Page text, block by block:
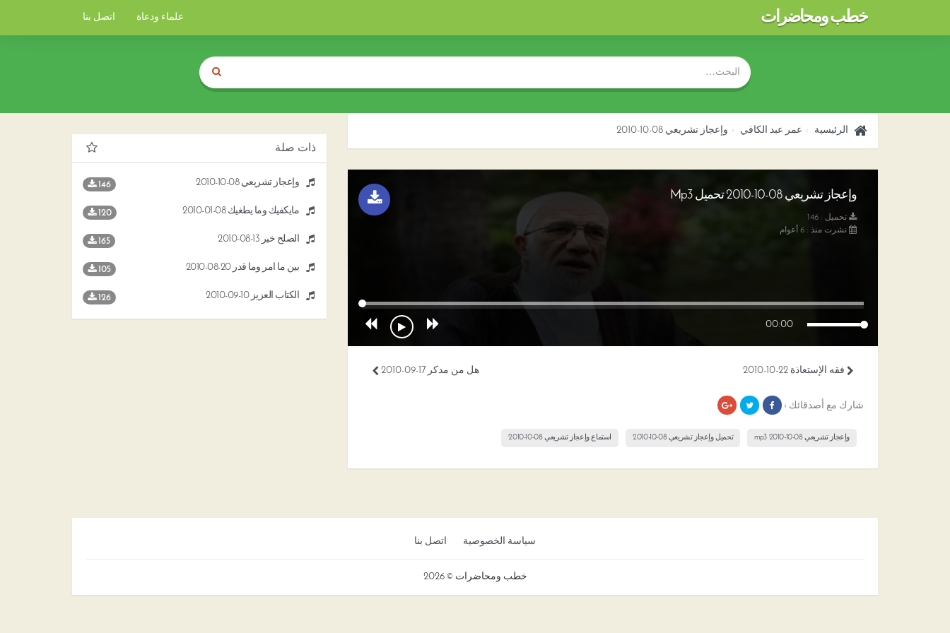
خطب ومحاضرات علماء ودعاة اتصل بنا
الرئيسية عمر عبد الكافي وإعجاز تشريعي 08-10-2010
وإعجاز تشريعي 08-10-2010 تحميل Mp3
تحميل : 146
نشرت منذ : 6 أعوام
00:00
هل من مدكر 17-09-2010 فقه الإستعاذة 22-10-2010
شارك مع أصدقائك ›
وإعجاز تشريعي 08-10-2010 mp3 تحميل وإعجاز تشريعي 08-10-2010 استماع وإعجاز تشريعي 08-10-2010
ذات صلة
وإعجاز تشريعي 08-10-2010 146
مايكفيك وما يطغيك 08-01-2010 120
الصلح خير 13-08-2010 165
بين ما أمر وما قدر 20-08-2010 105
الكتاب العزيز 10-09-2010 126
سياسة الخصوصية اتصل بنا
خطب ومحاضرات © 2026